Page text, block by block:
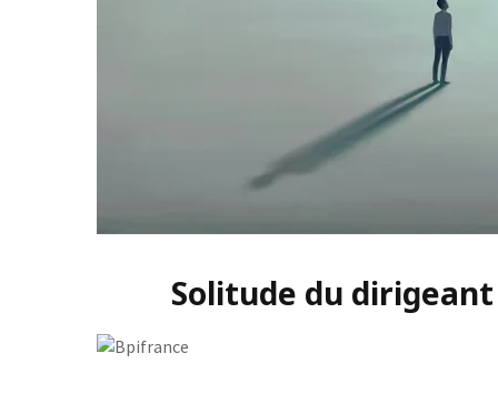
Solitude du